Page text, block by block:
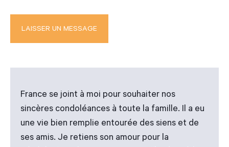
France se joint à moi pour souhaiter nos
sincères condoléances à toute la famille. Il a eu
une vie bien remplie entourée des siens et de
ses amis. Je retiens son amour pour la